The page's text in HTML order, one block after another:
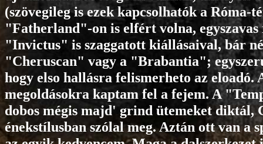
(szövegileg is ezek kapcsolhatók a
"Fatherland"-on is elfért volna,
"Invictus" is szaggatott kiállásaival, bár
"Cheruscan" vagy a "Brabantia";
hogy elso hallásra felismerheto az
megoldásokra kaptam fel a fejem. A
dobos mégis majd' grind ütemeket diktál,
énekstílusban szólal meg. Aztán ott van